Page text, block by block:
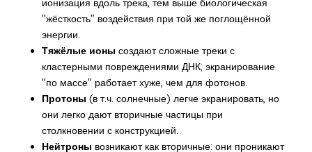
ионизация вдоль трека, тем выше биологическая
"жёсткость" воздействия при той же поглощённой
энергии.
Тяжёлые ионы создают сложные треки с
кластерными повреждениями ДНК; экранирование
"по массе" работает хуже, чем для фотонов.
Протоны (в т.ч. солнечные) легче экранировать, но
они легко дают вторичные частицы при
столкновении с конструкцией.
Нейтроны возникают как вторичные: они проникают